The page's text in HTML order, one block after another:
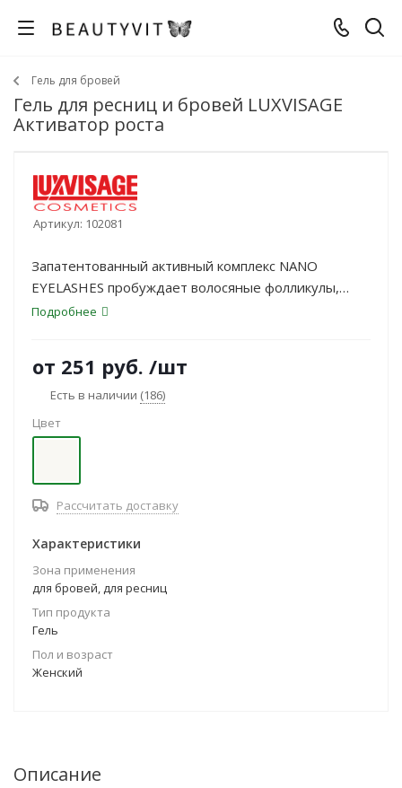
Гель для бровей
Гель для ресниц и бровей LUXVISAGE
Активатор роста
Артикул: 102081
Запатентованный активный комплекс NANO
EYELASHES пробуждает волосяные фолликулы,
стимулирует рост новых волосков, увеличивает
Подробнее
от 251 руб. /шт
Есть в наличии (186)
Цвет
Рассчитать доставку
Характеристики
Зона применения
для бровей, для ресниц
Тип продукта
Гель
Пол и возраст
Женский
Описание